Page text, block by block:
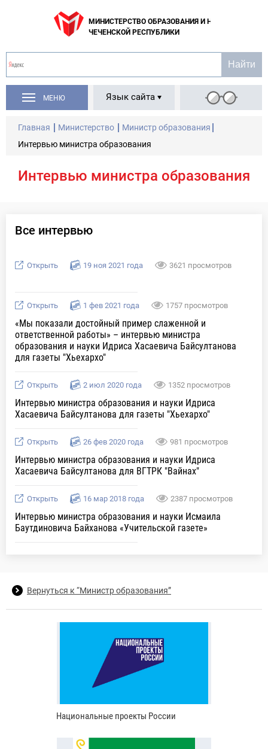
МИНИСТЕРСТВО ОБРАЗОВАНИЯ И НАУКИ
ЧЕЧЕНСКОЙ РЕСПУБЛИКИ
МЕНЮ Язык сайта
Главная Министерство
Министр образования
Интервью министра образования
Интервью министра образования
Все интервью
Открыть 19 ноя 2021 года 3621 просмотров
Открыть 1 фев 2021 года 1757 просмотров
«Мы показали достойный пример слаженной и
ответственной работы» – интервью министра
образования и науки Идриса Хасаевича Байсултанова
для газеты "Хьехархо"
Открыть 2 июл 2020 года 1352 просмотров
Интервью министра образования и науки Идриса
Хасаевича Байсултанова для газеты "Хьехархо"
Открыть 26 фев 2020 года 981 просмотров
Интервью министра образования и науки Идриса
Хасаевича Байсултанова для ВГТРК "Вайнах"
Открыть 16 мар 2018 года 2387 просмотров
Интервью министра образования и науки Исмаила
Баутдиновича Байханова «Учительской газете»
Вернуться к “Министр образования”
Национальные проекты России